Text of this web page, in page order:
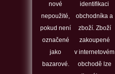
nové
nepoužité,
pokud není
označené
jako
bazarové.
identifikaci
obchodníka a
zboží. Zboží
zakoupené
v internetovém
obchodě lze